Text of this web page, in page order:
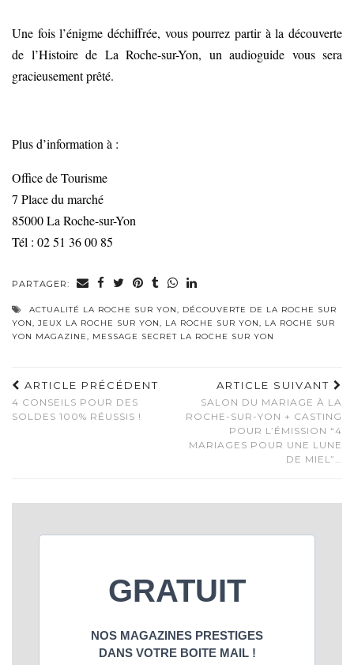
Une fois l’énigme déchiffrée, vous pourrez partir à la découverte
de l’Histoire de La Roche-sur-Yon, un audioguide vous sera
gracieusement prêté.
Plus d’information à :
Office de Tourisme
7 Place du marché
85000 La Roche-sur-Yon
Tél : 02 51 36 00 85
PARTAGER:
ACTUALITÉ LA ROCHE SUR YON, DÉCOUVERTE DE LA ROCHE SUR
YON, JEUX LA ROCHE SUR YON, LA ROCHE SUR YON, LA ROCHE SUR
YON MAGAZINE, MESSAGE SECRET LA ROCHE SUR YON
ARTICLE PRÉCÉDENT
4 CONSEILS POUR DES
SOLDES 100% RÉUSSIS !
ARTICLE SUIVANT
SALON DU MARIAGE À LA
ROCHE-SUR-YON + CASTING
POUR L’ÉMISSION “4
MARIAGES POUR UNE LUNE
DE MIEL”…